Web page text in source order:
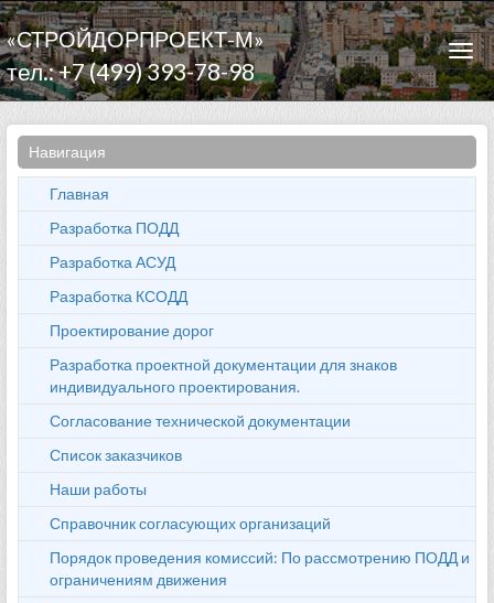
«СТРОЙДОРПРОЕКТ-М»
тел.: +7 (499) 393-78-98
Навигация
Главная
Разработка ПОДД
Разработка АСУД
Разработка КСОДД
Проектирование дорог
Разработка проектной документации для знаков
индивидуального проектирования.
Согласование технической документации
Список заказчиков
Наши работы
Справочник согласующих организаций
Порядок проведения комиссий: По рассмотрению ПОДД и
ограничениям движения